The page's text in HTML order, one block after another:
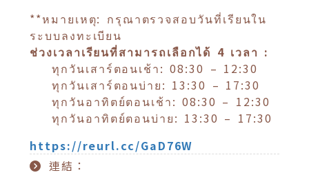
**หมายเหตุ: กรุณาตรวจสอบวันที่เรียนใน
ระบบลงทะเบียน
ช่วงเวลาเรียนที่สามารถเลือกได้ 4 เวลา :
ทุกวันเสาร์ตอนเช้า: 08:30 – 12:30
ทุกวันเสาร์ตอนบ่าย: 13:30 – 17:30
ทุกวันอาทิตย์ตอนเช้า: 08:30 – 12:30
ทุกวันอาทิตย์ตอนบ่าย: 13:30 – 17:30
https://reurl.cc/GaD76W
連結：